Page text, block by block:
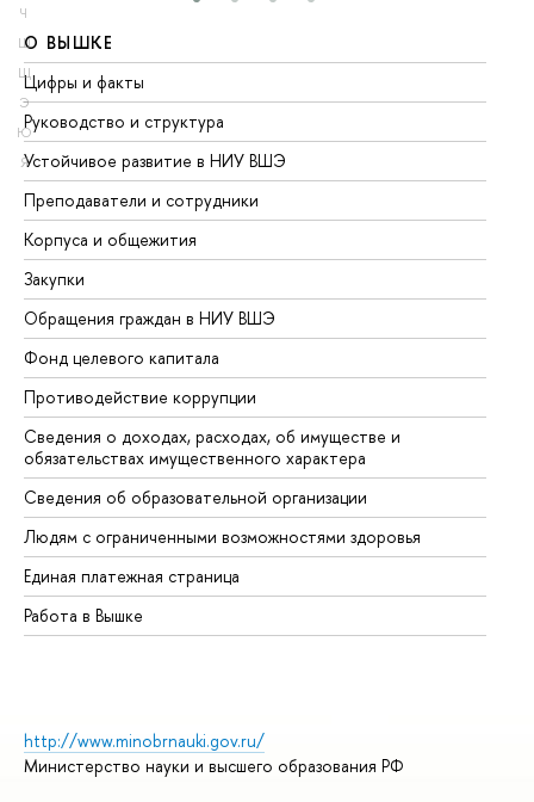
Ч
Ш
Щ
Э
Ю
Я
О ВЫШКЕ
Цифры и факты
Руководство и структура
Устойчивое развитие в НИУ ВШЭ
Преподаватели и сотрудники
Корпуса и общежития
Закупки
Обращения граждан в НИУ ВШЭ
Фонд целевого капитала
Противодействие коррупции
Сведения о доходах, расходах, об имуществе и
обязательствах имущественного характера
Сведения об образовательной организации
Людям с ограниченными возможностями здоровья
Единая платежная страница
Работа в Вышке
http://www.minobrnauki.gov.ru/
Министерство науки и высшего образования РФ